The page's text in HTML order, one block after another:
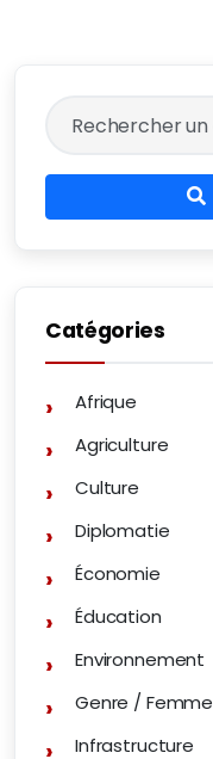
Catégories
Afrique
Agriculture
Culture
Diplomatie
Économie
Éducation
Environnement
Genre / Femme
Infrastructure